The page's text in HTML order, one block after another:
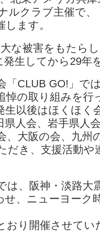
ルクラブ主催で、
ます。
な被害をもたら
発生してから29年
「CLUB GO!」で
悼の取り組みを行
生以後はほくほく
県人会、岩手県人
、大阪の会、九州
だき、支援活動
は、阪神・淡路大
せ、ニューヨーク
おり開催させてい